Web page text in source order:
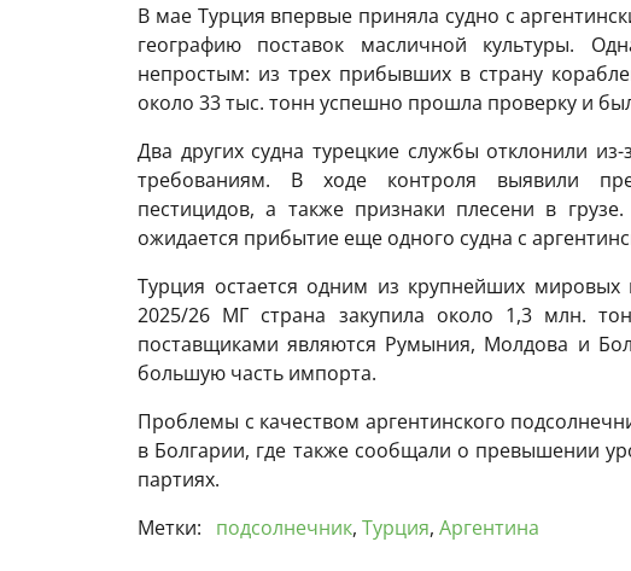
В мае Турция впервые приняла судно с
географию поставок масличной культуры.
непростым: из трех прибывших в страну
около 33 тыс. тонн успешно прошла проверку и
Два других судна турецкие службы отклонили
требованиям. В ходе контроля выявили
пестицидов, а также признаки плесени в
ожидается прибытие еще одного судна с
Турция остается одним из крупнейших
2025/26 МГ страна закупила около 1,3 млн.
поставщиками являются Румыния, Молдова и
большую часть импорта.
Проблемы с качеством аргентинского
в Болгарии, где также сообщали о превышении
партиях.
Метки:
подсолнечник, Турция, Аргентина